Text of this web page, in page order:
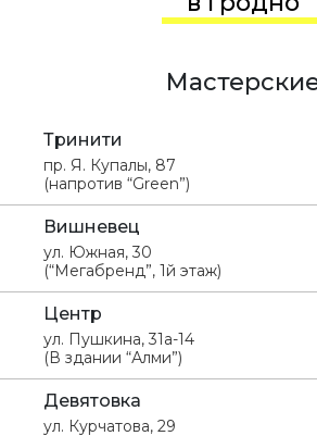
Тринити
пр. Я. Купалы, 87
(напротив “Green”)
Вишневец
ул. Южная, 30
(“Мегабренд”, 1й этаж)
Центр
ул. Пушкина, 31а-14
(В здании “Алми”)
Девятовка
ул. Курчатова, 29